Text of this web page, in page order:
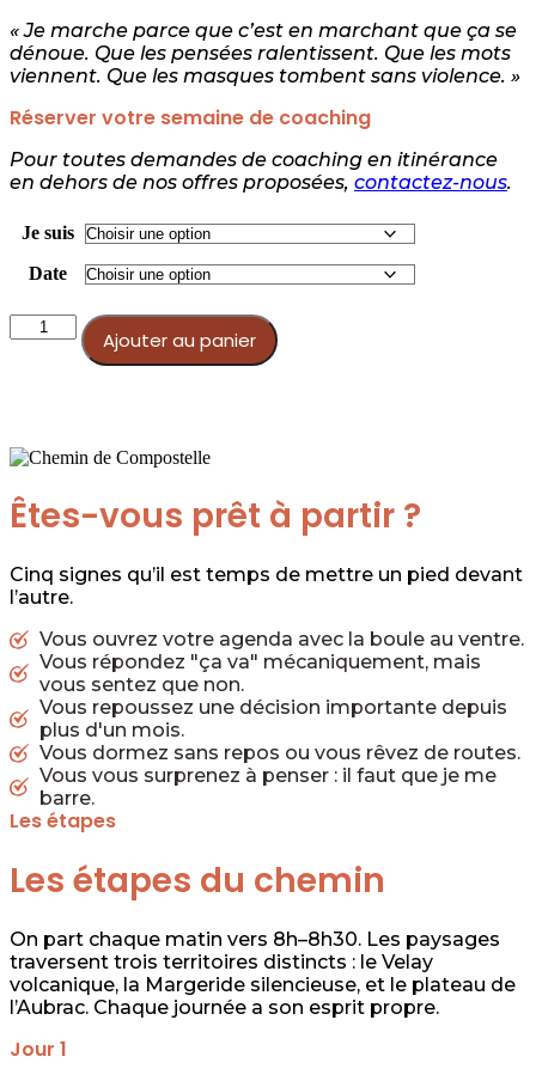
« Je marche parce que c’est en marchant que ça se
dénoue. Que les pensées ralentissent. Que les mots
viennent. Que les masques tombent sans violence. »
Réserver votre semaine de coaching
Pour toutes demandes de coaching en itinérance
en dehors de nos offres proposées, contactez-nous.
Je suis
Date
quantité
de
Ajouter au panier
Êtes-vous prêt à partir ?
Cinq signes qu’il est temps de mettre un pied devant
l’autre.
Vous ouvrez votre agenda avec la boule au ventre.
Vous répondez "ça va" mécaniquement, mais
vous sentez que non.
Vous repoussez une décision importante depuis
plus d'un mois.
Vous dormez sans repos ou vous rêvez de routes.
Vous vous surprenez à penser : il faut que je me
barre.
Les étapes
Les étapes du chemin
On part chaque matin vers 8h–8h30. Les paysages
traversent trois territoires distincts : le Velay
volcanique, la Margeride silencieuse, et le plateau de
l’Aubrac. Chaque journée a son esprit propre.
Jour 1